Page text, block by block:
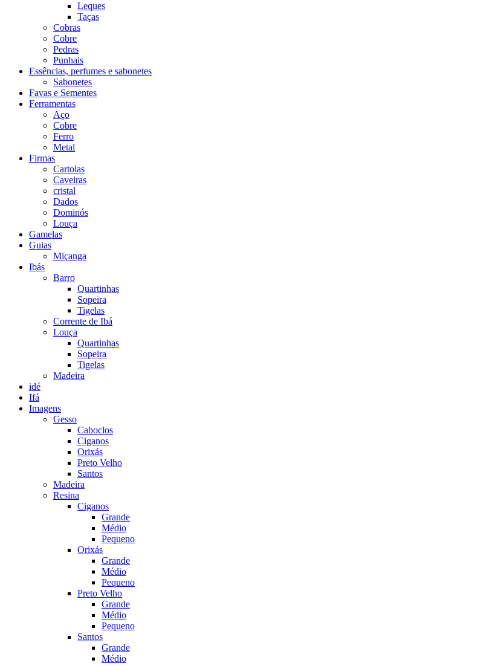
Leques
Taças
Cobras
Cobre
Pedras
Punhais
Essências, perfumes e sabonetes
Sabonetes
Favas e Sementes
Ferramentas
Aço
Cobre
Ferro
Metal
Firmas
Cartolas
Caveiras
cristal
Dados
Dominós
Louça
Gamelas
Guias
Miçanga
Ibás
Barro
Quartinhas
Sopeira
Tigelas
Corrente de Ibá
Louça
Quartinhas
Sopeira
Tigelas
Madeira
idé
Ifá
Imagens
Gesso
Caboclos
Ciganos
Orixás
Preto Velho
Santos
Madeira
Resina
Ciganos
Grande
Médio
Pequeno
Orixás
Grande
Médio
Pequeno
Preto Velho
Grande
Médio
Pequeno
Santos
Grande
Médio